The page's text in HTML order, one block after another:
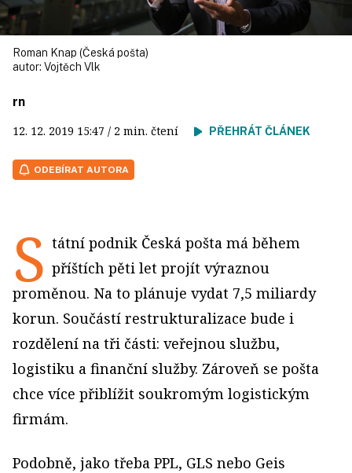
Roman Knap (Česká pošta)
autor: Vojtěch Vlk
rn
12. 12. 2019 15:47 / 2 min. čtení PŘEHRÁT ČLÁNEK
ODEBÍRAT AUTORA
S tátní podnik Česká pošta má během
příštích pěti let projít výraznou
proměnou. Na to plánuje vydat 7,5 miliardy
korun. Součástí restrukturalizace bude i
rozdělení na tři části: veřejnou službu,
logistiku a finanční služby. Zároveň se pošta
chce více přiblížit soukromým logistickým
firmám.
Podobně, jako třeba PPL, GLS nebo Geis